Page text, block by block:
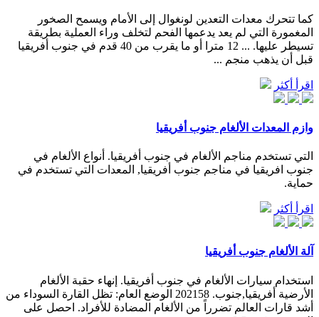
كما تتحرك معدات التعدين لونغوال إلى الأمام ويسمح الصخور
المغمورة التي لم يعد يدعمها الفحم لتخلف وراء العملية بطريقة
تسيطر عليها. ... 12 مترا أو ما يقرب من 40 قدم في جنوب أفريقيا
قبل أن يذهب منجم ...
اقرأ أكثر
وازم المعدات الألغام جنوب أفريقيا
التي تستخدم مناجم الألغام في جنوب أفريقيا. أنواع الألغام في
جنوب افريقيا في مناجم جنوب أفريقيا, المعدات التي تستخدم في
حماية.
اقرأ أكثر
آلة الألغام جنوب أفريقيا
استخدام سيارات الألغام في جنوب أفريقيا. إنهاء حقبة الألغام
الأرضية أفريقيا,جنوب. 202158 الوضع العام: تظل القارة السوداء من
أشد قارات العالم تضرراً من الألغام المضادة للأفراد. احصل على